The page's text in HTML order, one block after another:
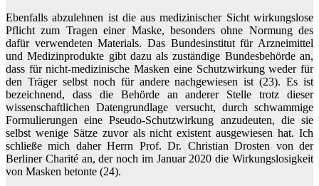
Ebenfalls abzulehnen ist die aus medizinischer Sicht wirkungslose
Pflicht zum Tragen einer Maske, besonders ohne Normung des
dafür verwendeten Materials. Das Bundesinstitut für Arzneimittel
und Medizinprodukte gibt dazu als zuständige Bundesbehörde an,
dass für nicht-medizinische Masken eine Schutzwirkung weder für
den Träger selbst noch für andere nachgewiesen ist (23). Es ist
bezeichnend, dass die Behörde an anderer Stelle trotz dieser
wissenschaftlichen Datengrundlage versucht, durch schwammige
Formulierungen eine Pseudo-Schutzwirkung anzudeuten, die sie
selbst wenige Sätze zuvor als nicht existent ausgewiesen hat. Ich
schließe mich daher Herrn Prof. Dr. Christian Drosten von der
Berliner Charité an, der noch im Januar 2020 die Wirkungslosigkeit
von Masken betonte (24).